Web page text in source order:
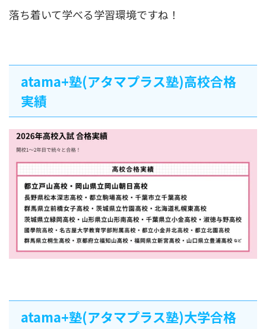
落ち着いて学べる学習環境ですね！
atama+塾(アタマプラス塾)高校合格
実績
atama+塾(アタマプラス塾)大学合格